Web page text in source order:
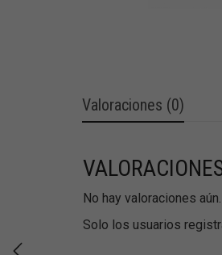
Valoraciones (0)
No hay valoraciones aún.
Solo los usuarios